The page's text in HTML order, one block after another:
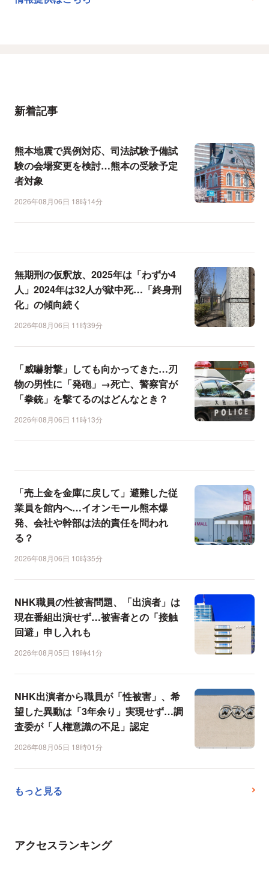
新着記事
熊本地震で異例対応、司法試験予備試
験の会場変更を検討…熊本の受験予定
者対象
2026年08月06日 18時14分
無期刑の仮釈放、2025年は「わずか4
人」2024年は32人が獄中死…「終身刑
化」の傾向続く
2026年08月06日 11時39分
「威嚇射撃」しても向かってきた…刃
物の男性に「発砲」→死亡、警察官が
「拳銃」を撃てるのはどんなとき？
2026年08月06日 11時13分
「売上金を金庫に戻して」避難した従
業員を館内へ…イオンモール熊本爆
発、会社や幹部は法的責任を問われ
る？
2026年08月06日 10時35分
NHK職員の性被害問題、「出演者」は
現在番組出演せず…被害者との「接触
回避」申し入れも
2026年08月05日 19時41分
NHK出演者から職員が「性被害」、希
望した異動は「3年余り」実現せず…調
査委が「人権意識の不足」認定
2026年08月05日 18時01分
もっと見る
アクセスランキング